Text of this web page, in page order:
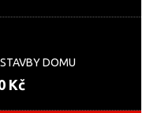
DOMU
Kč